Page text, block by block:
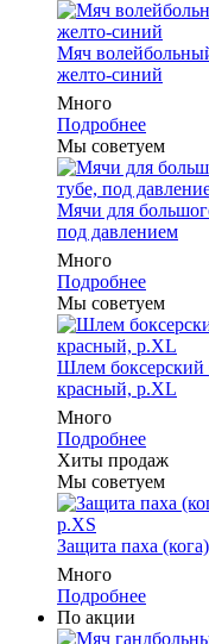
Мяч
желто-синий
Много
Подробнее
Мы советуем
Мячи для
под давлением
Много
Подробнее
Мы советуем
Шлем
красный, р.XL
Много
Подробнее
Хиты продаж
Мы советуем
Защита паха
Много
Подробнее
По акции